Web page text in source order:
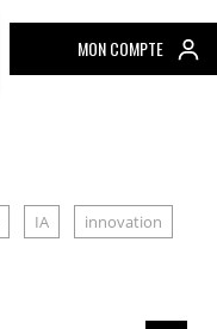
MON COMPTE
IA
innovation